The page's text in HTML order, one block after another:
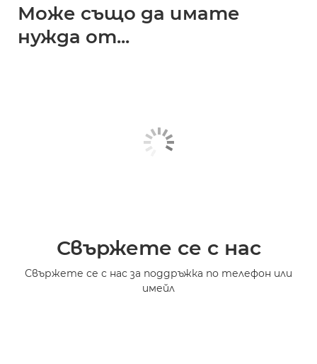
Може също да имате
нужда от...
Свържете се с нас
Свържете се с нас за поддръжка по телефон или
имейл